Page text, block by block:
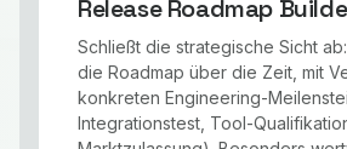
Release Roadmap
Schließt die strategische Sicht
die Roadmap über die Zeit, mit
konkreten Engineering-
Integrationstest, Tool-